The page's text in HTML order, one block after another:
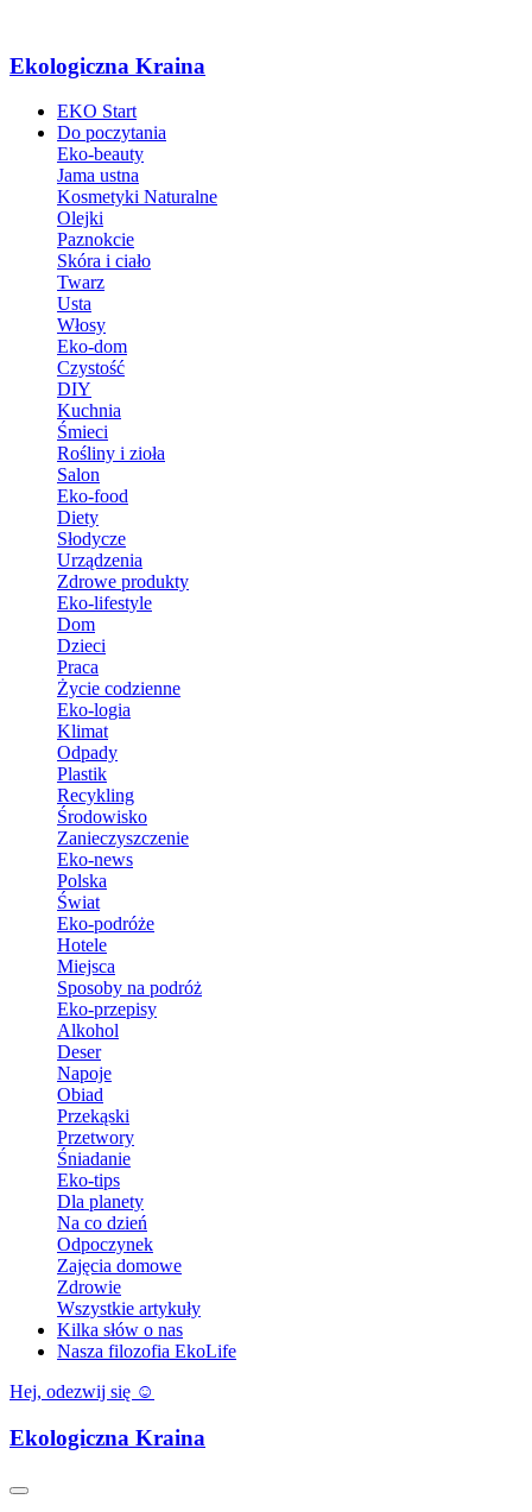
Ekologiczna Kraina
EKO Start
Do poczytania
Eko-beauty
Jama ustna
Kosmetyki Naturalne
Olejki
Paznokcie
Skóra i ciało
Twarz
Usta
Włosy
Eko-dom
Czystość
DIY
Kuchnia
Śmieci
Rośliny i zioła
Salon
Eko-food
Diety
Słodycze
Urządzenia
Zdrowe produkty
Eko-lifestyle
Dom
Dzieci
Praca
Życie codzienne
Eko-logia
Klimat
Odpady
Plastik
Recykling
Środowisko
Zanieczyszczenie
Eko-news
Polska
Świat
Eko-podróże
Hotele
Miejsca
Sposoby na podróż
Eko-przepisy
Alkohol
Deser
Napoje
Obiad
Przekąski
Przetwory
Śniadanie
Eko-tips
Dla planety
Na co dzień
Odpoczynek
Zajęcia domowe
Zdrowie
Wszystkie artykuły
Kilka słów o nas
Nasza filozofia EkoLife
Hej, odezwij się ☺️
Ekologiczna Kraina